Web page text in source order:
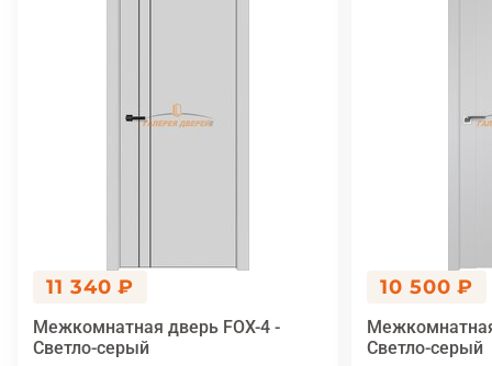
11 340 ₽
Межкомнатная дверь FOX-4 -
Светло-серый
10 500 ₽
Светло-серый